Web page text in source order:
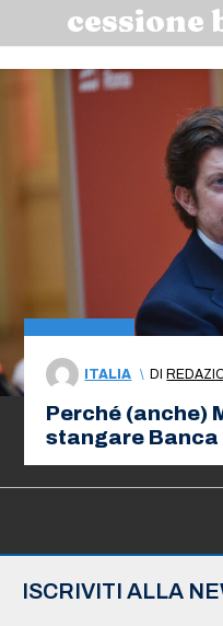
cessione
ITALIA \ DI
Perché (anche)
stangare Banca
ISCRIVITI ALLA